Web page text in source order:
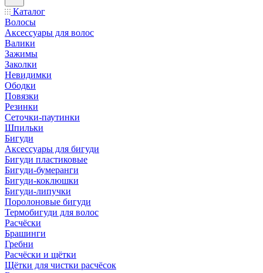
Каталог
Волосы
Аксессуары для волос
Валики
Зажимы
Заколки
Невидимки
Ободки
Повязки
Резинки
Сеточки-паутинки
Шпильки
Бигуди
Аксессуары для бигуди
Бигуди пластиковые
Бигуди-бумеранги
Бигуди-коклюшки
Бигуди-липучки
Поролоновые бигуди
Термобигуди для волос
Расчёски
Брашинги
Гребни
Расчёски и щётки
Щётки для чистки расчёсок